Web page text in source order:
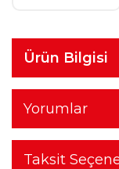
Ürün Bilgisi
Yorumlar
Taksit